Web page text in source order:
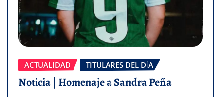
ACTUALIDAD TITULARES DEL DÍA
Noticia | Homenaje a Sandra Peña